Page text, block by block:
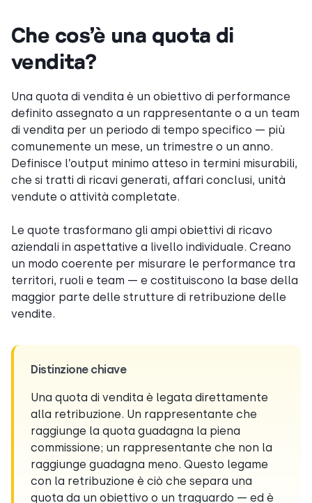
Che cos’è una quota di
vendita?
Una quota di vendita è un obiettivo di performance
definito assegnato a un rappresentante o a un team
di vendita per un periodo di tempo specifico — più
comunemente un mese, un trimestre o un anno.
Definisce l’output minimo atteso in termini misurabili,
che si tratti di ricavi generati, affari conclusi, unità
vendute o attività completate.
Le quote trasformano gli ampi obiettivi di ricavo
aziendali in aspettative a livello individuale. Creano
un modo coerente per misurare le performance tra
territori, ruoli e team — e costituiscono la base della
maggior parte delle strutture di retribuzione delle
vendite.
Distinzione chiave
Una quota di vendita è legata direttamente
alla retribuzione. Un rappresentante che
raggiunge la quota guadagna la piena
commissione; un rappresentante che non la
raggiunge guadagna meno. Questo legame
con la retribuzione è ciò che separa una
quota da un obiettivo o un traguardo — ed è